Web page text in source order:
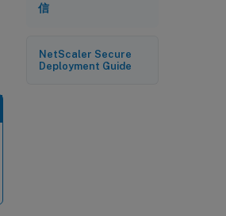
信
NetScaler Secure
Deployment Guide